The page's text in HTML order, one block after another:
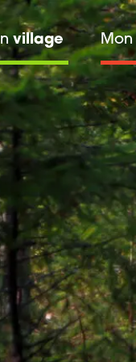
village Mon